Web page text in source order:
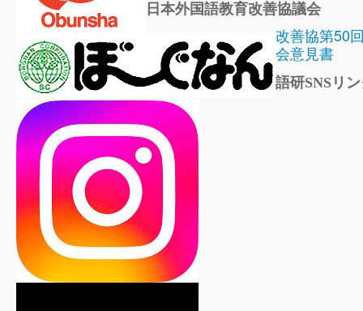
日本外国語教育改善協議会
改善協第50
会意見書
語研SNSリ